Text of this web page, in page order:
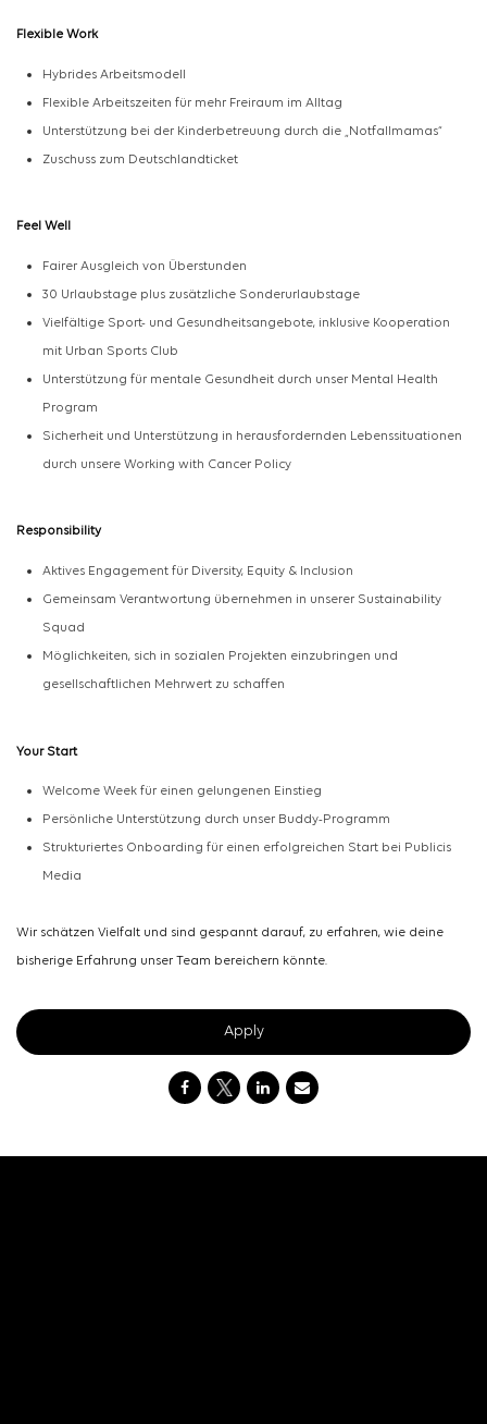
Flexible Work
Hybrides Arbeitsmodell
Flexible Arbeitszeiten für mehr Freiraum im Alltag
Unterstützung bei der Kinderbetreuung durch die „Notfallmamas“
Zuschuss zum Deutschlandticket
Feel Well
Fairer Ausgleich von Überstunden
30 Urlaubstage plus zusätzliche Sonderurlaubstage
Vielfältige Sport- und Gesundheitsangebote, inklusive Kooperation
mit Urban Sports Club
Unterstützung für mentale Gesundheit durch unser Mental Health
Program
Sicherheit und Unterstützung in herausfordernden Lebenssituationen
durch unsere Working with Cancer Policy
Responsibility
Aktives Engagement für Diversity, Equity & Inclusion
Gemeinsam Verantwortung übernehmen in unserer Sustainability
Squad
Möglichkeiten, sich in sozialen Projekten einzubringen und
gesellschaftlichen Mehrwert zu schaffen
YourStart
Welcome Week für einen gelungenen Einstieg
Persönliche Unterstützung durch unser Buddy-Programm
Strukturiertes Onboarding für einen erfolgreichen Start bei Publicis
Media
Wir schätzen Vielfalt und sind gespannt darauf, zu erfahren, wie deine
bisherige Erfahrung unser Team bereichern könnte.
Apply